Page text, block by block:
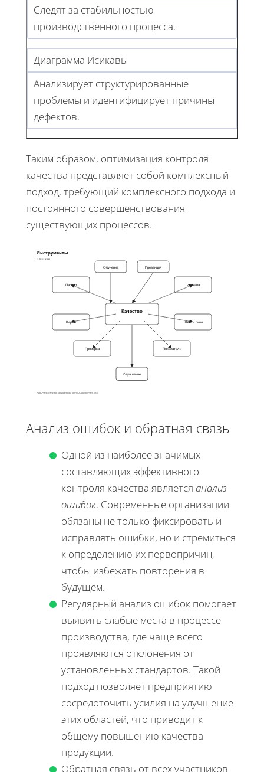
Следят за стабильностью
производственного процесса.
Диаграмма Исикавы
Анализирует структурированные
проблемы и идентифицирует причины
дефектов.
Таким образом, оптимизация контроля
качества представляет собой комплексный
подход, требующий комплексного подхода и
постоянного совершенствования
существующих процессов.
Инструменты
и техники
Обучение Превенция
Качество
Парето
Карты
Исикава
Шесть сигм
Проверка Показатели
Улучшение
Ключевые инструменты контроля качества
Анализ ошибок и обратная связь
Одной из наиболее значимых
составляющих эффективного
контроля качества является анализ
ошибок. Современные организации
обязаны не только фиксировать и
исправлять ошибки, но и стремиться
к определению их первопричин,
чтобы избежать повторения в
будущем.
Регулярный анализ ошибок помогает
выявить слабые места в процессе
производства, где чаще всего
проявляются отклонения от
установленных стандартов. Такой
подход позволяет предприятию
сосредоточить усилия на улучшение
этих областей, что приводит к
общему повышению качества
продукции.
Обратная связь от всех участников